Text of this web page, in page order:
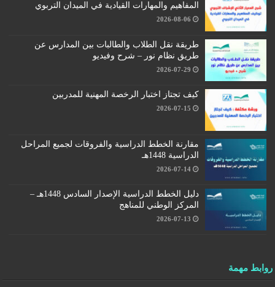
المفاهيم والمهارات القيادية في الميدان التربوي
2026-08-06
طريقة نقل الطلاب والطالبات بين المدارس عن
طريق نظام نور – شرح وفيديو
2026-07-29
كيف تجتاز اختبار الرخصة المهنية للمدربين
2026-07-15
مقارنة الخطط الدراسية والفروقات لجميع المراحل
الدراسية 1448هـ
2026-07-14
دليل الخطط الدراسية الإصدار السادس 1448هـ –
المركز الوطني للمناهج
2026-07-13
روابط مهمة